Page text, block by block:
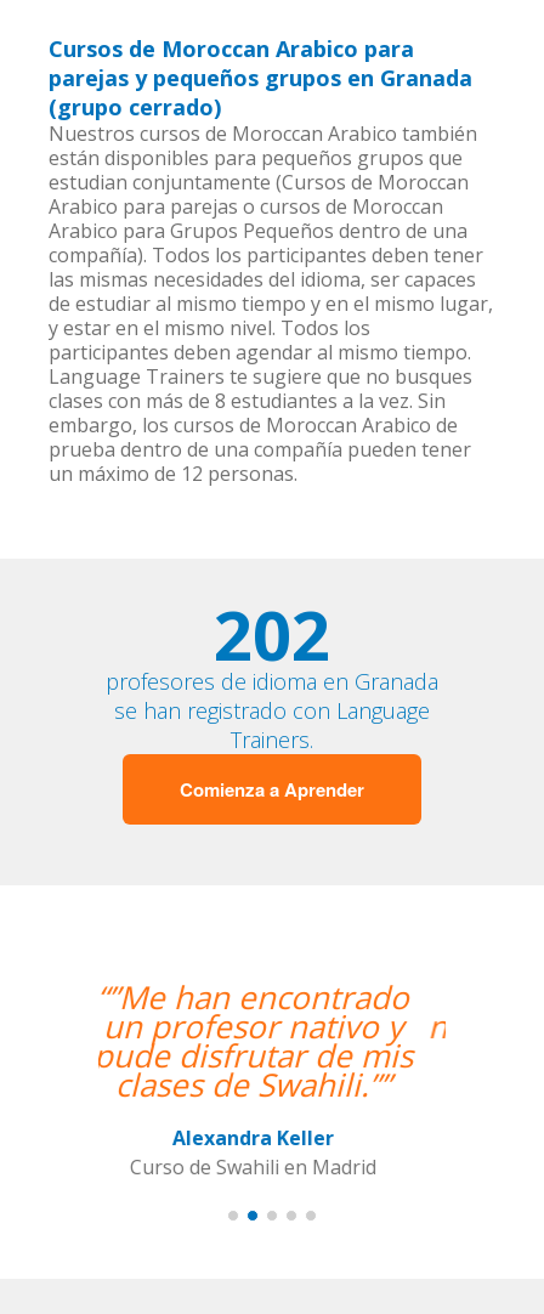
Cursos de Moroccan Arabico para
parejas y pequeños grupos en Granada
(grupo cerrado)
Nuestros cursos de Moroccan Arabico también
están disponibles para pequeños grupos que
estudian conjuntamente (Cursos de Moroccan
Arabico para parejas o cursos de Moroccan
Arabico para Grupos Pequeños dentro de una
compañía). Todos los participantes deben tener
las mismas necesidades del idioma, ser capaces
de estudiar al mismo tiempo y en el mismo lugar,
y estar en el mismo nivel. Todos los
participantes deben agendar al mismo tiempo.
Language Trainers te sugiere que no busques
clases con más de 8 estudiantes a la vez. Sin
embargo, los cursos de Moroccan Arabico de
prueba dentro de una compañía pueden tener
un máximo de 12 personas.
202
profesores de idioma en Granada
se han registrado con Language
Trainers.
Comienza a Aprender
“”Hemos realizado
nuestra primera clase y
estamos muy
contentos. Nuestra
mujer encantadora,
que nos ha dado una
clase muy dinámica y
entretenida.””